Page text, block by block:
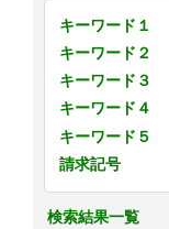
キーワード１
キーワード２
キーワード３
キーワード４
キーワード５
請求記号
検索結果一覧